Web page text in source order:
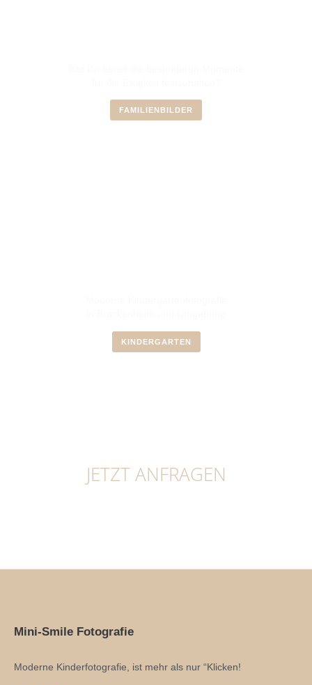
FAMILIENBILDER
KINDERGARTEN
JETZT ANFRAGEN
Mini-Smile Fotografie
Moderne Kinderfotografie, ist mehr als nur “Klicken!